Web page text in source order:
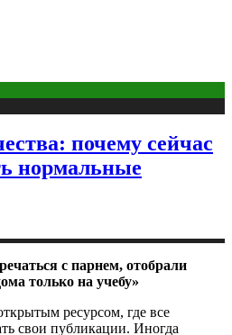
почему сейчас
нормальные
с парнем, отобрали
только на учебу»
ресурсом, где все
свои публикации. Иногда